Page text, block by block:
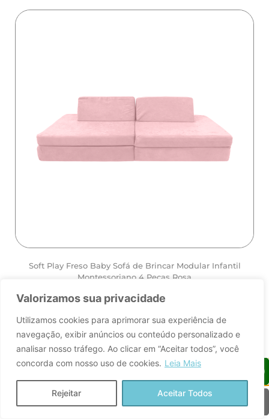
Valorizamos sua privacidade
Utilizamos cookies para aprimorar sua experiência de
navegação, exibir anúncios ou conteúdo personalizado e
analisar nosso tráfego. Ao clicar em “Aceitar todos”, você
concorda com nosso uso de cookies. Leia Mais
Rejeitar Aceitar Todos
Soft Play Freso Baby Sofá de Brincar Modular Infantil
Montessoriano 4 Peças Rosa
ver